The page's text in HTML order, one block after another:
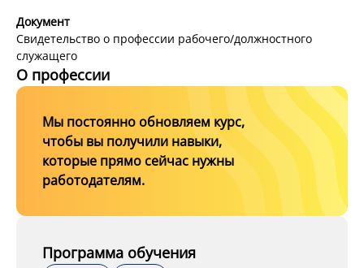
Подробнее о подарочных сертификатах можно
узнать тут
Документ
Свидетельство о профессии рабочего/должностного
служащего
О профессии
Мы постоянно обновляем курс,
чтобы вы получили навыки,
которые прямо сейчас нужны
работодателям.
Программа обучения